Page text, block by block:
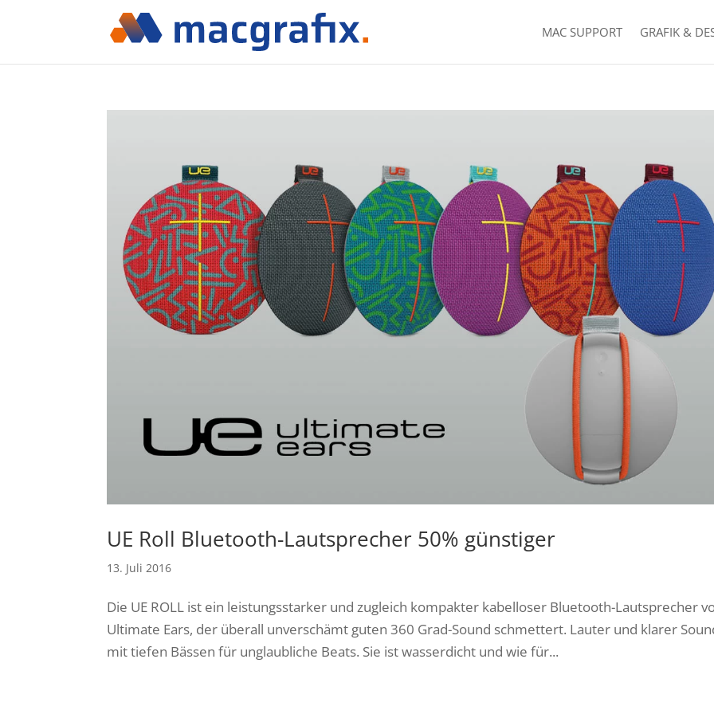
MAC SUPPORT GRAFIK &
UE Roll Bluetooth-Lautsprecher 50% günstiger
13. Juli 2016
Die UE ROLL ist ein leistungsstarker und zugleich kompakter kabelloser Bluetooth-Lautsprecher
Ultimate Ears, der überall unverschämt guten 360 Grad-Sound schmettert. Lauter und klarer
mit tiefen Bässen für unglaubliche Beats. Sie ist wasserdicht und wie für...